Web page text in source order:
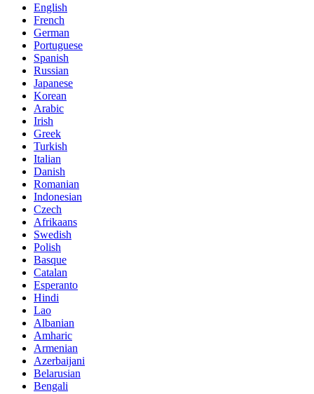
English
French
German
Portuguese
Spanish
Russian
Japanese
Korean
Arabic
Irish
Greek
Turkish
Italian
Danish
Romanian
Indonesian
Czech
Afrikaans
Swedish
Polish
Basque
Catalan
Esperanto
Hindi
Lao
Albanian
Amharic
Armenian
Azerbaijani
Belarusian
Bengali